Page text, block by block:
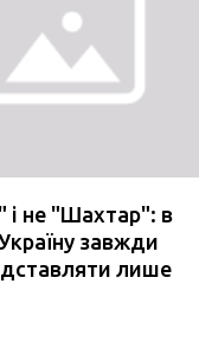
не "Шахтар": в
завжди
лише